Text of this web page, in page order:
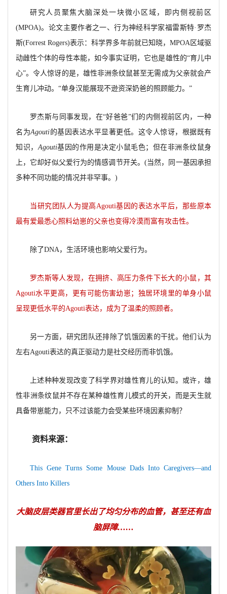
研究人员聚焦大脑深处一块微小区域，即内侧视前区
(MPOA)。论文主要作者之一、行为神经科学家福雷斯特·罗杰
斯(Forrest Rogers)表示：科学界多年前就已知晓，MPOA区域驱
动雌性个体的母性本能，如今事实证明，它也是雄性的“育儿中
心”。令人惊讶的是，雄性非洲条纹鼠甚至无需成为父亲就会产
生育儿冲动。“单身汉能展现不逊资深奶爸的照顾能力。”
罗杰斯与同事发现，在“好爸爸”们的内侧视前区内，一种
名为Agouti的基因表达水平显著更低。这令人惊讶，根据既有
知识，Agouti基因的作用是决定小鼠毛色；但在非洲条纹鼠身
上，它却好似父爱行为的情感调节开关。(当然，同一基因承担
多种不同功能的情况并非罕事。)
当研究团队人为提高Agouti基因的表达水平后，那些原本
最有爱最悉心照料幼崽的父亲也变得冷漠而富有攻击性。
除了DNA，生活环境也影响父爱行为。
罗杰斯等人发现，在拥挤、高压力条件下长大的小鼠，其
Agouti水平更高，更有可能伤害幼崽；独居环境里的单身小鼠
呈现更低水平的Agouti表达，成为了温柔的照顾者。
另一方面，研究团队还排除了饥饿因素的干扰。他们认为
左右Agouti表达的真正驱动力是社交经历而非饥饿。
上述种种发现改变了科学界对雄性育儿的认知。或许，雄
性非洲条纹鼠并不存在某种雄性育儿模式的开关，而是天生就
具备带崽能力，只不过该能力会受某些环境因素抑制？
资料来源：
This Gene Turns Some Mouse Dads Into Caregivers—and
Others Into Killers
大脑皮层类器官里长出了均匀分布的血管，甚至还有血
脑屏障……